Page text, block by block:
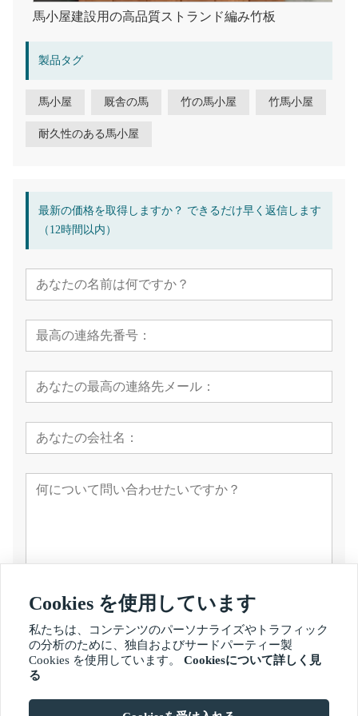
馬小屋建設用の高品質ストランド編み竹板
製品タグ
馬小屋 厩舎の馬 竹の馬小屋 竹馬小屋
耐久性のある馬小屋
最新の価格を取得しますか？ できるだけ早く返信します
（12時間以内）
Cookies を使用しています
私たちは、コンテンツのパーソナライズやトラフィック
の分析のために、独自およびサードパーティー製
Cookies を使用しています。 Cookiesについて詳しく見
る